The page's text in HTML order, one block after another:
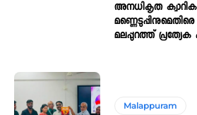
അനധികൃത
മലപ്പുറത്ത്
Malappuram